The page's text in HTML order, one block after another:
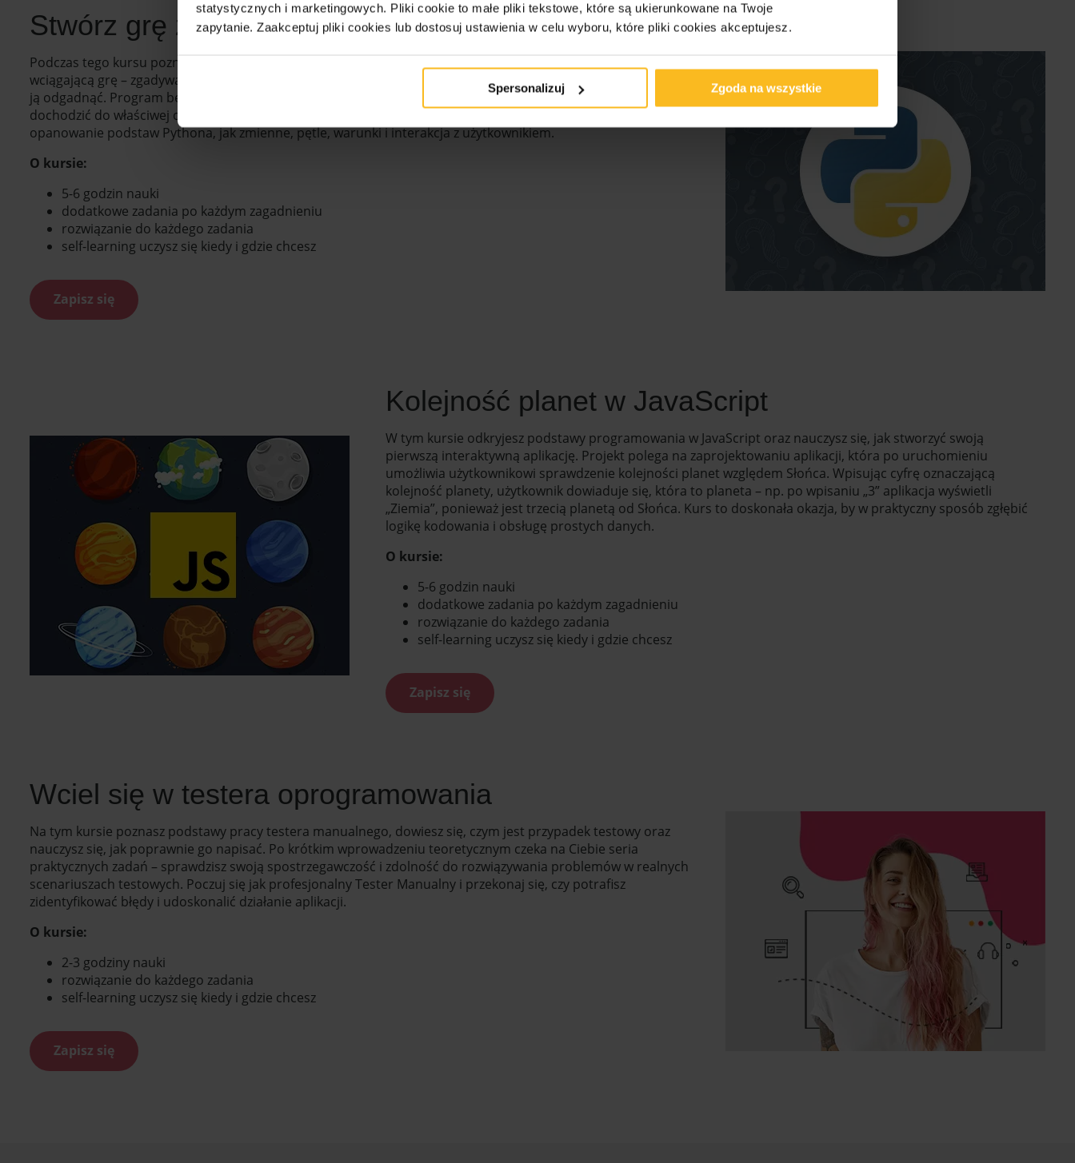
statystycznych i marketingowych. Pliki cookie to małe pliki tekstowe, które są ukierunkowane na Twoje
zapytanie. Zaakceptuj pliki cookies lub dostosuj ustawienia w celu wyboru, które pliki cookies akceptujesz.
Spersonalizuj Zgoda na wszystkie
Stwórz grę zgadywankę w Pythonie
Podczas tego kursu poznasz podstawy programowania w Pythonie, dzięki którym stworzysz swoją pierwszą,
wciągającą grę – zgadywankę! Komputer wybierze losowo liczbę z zakresu 1 do 10, a Twoim zadaniem będzie
ją odgadnąć. Program będzie podpowiadał, czy liczba jest za wysoka czy za niska, co pozwoli Ci systematycznie
dochodzić do właściwej odpowiedzi. To świetny sposób na rozwinięcie umiejętności logicznego myślenia i
opanowanie podstaw Pythona, jak zmienne, pętle, warunki i interakcja z użytkownikiem.
O kursie:
5-6 godzin nauki
dodatkowe zadania po każdym zagadnieniu
rozwiązanie do każdego zadania
self-learning uczysz się kiedy i gdzie chcesz
Zapisz się
Kolejność planet w JavaScript
W tym kursie odkryjesz podstawy programowania w JavaScript oraz nauczysz się, jak stworzyć swoją
pierwszą interaktywną aplikację. Projekt polega na zaprojektowaniu aplikacji, która po uruchomieniu
umożliwia użytkownikowi sprawdzenie kolejności planet względem Słońca. Wpisując cyfrę oznaczającą
kolejność planety, użytkownik dowiaduje się, która to planeta – np. po wpisaniu „3” aplikacja wyświetli
„Ziemia”, ponieważ jest trzecią planetą od Słońca. Kurs to doskonała okazja, by w praktyczny sposób zgłębić
logikę kodowania i obsługę prostych danych.
O kursie:
5-6 godzin nauki
dodatkowe zadania po każdym zagadnieniu
rozwiązanie do każdego zadania
self-learning uczysz się kiedy i gdzie chcesz
Zapisz się
Wciel się w testera oprogramowania
Na tym kursie poznasz podstawy pracy testera manualnego, dowiesz się, czym jest przypadek testowy oraz
nauczysz się, jak poprawnie go napisać. Po krótkim wprowadzeniu teoretycznym czeka na Ciebie seria
praktycznych zadań – sprawdzisz swoją spostrzegawczość i zdolność do rozwiązywania problemów w realnych
scenariuszach testowych. Poczuj się jak profesjonalny Tester Manualny i przekonaj się, czy potrafisz
zidentyfikować błędy i udoskonalić działanie aplikacji.
O kursie:
2-3 godziny nauki
rozwiązanie do każdego zadania
self-learning uczysz się kiedy i gdzie chcesz
Zapisz się